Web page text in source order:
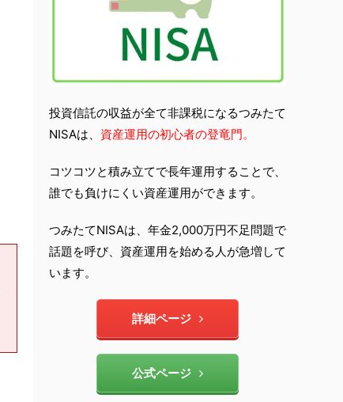
投資信託の収益が全て非課税になるつみたて
NISAは、 資産運用の初心者の登竜門。
コツコツと積み立てで長年運用することで、
誰でも負けにくい資産運用ができます。
つみたてNISAは、年金2,000万円不足問題で
話題を呼び、資産運用を始める人が急増して
います。
詳細ページ
公式ページ